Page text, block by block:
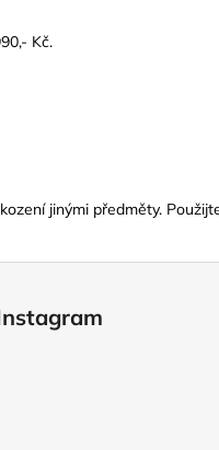
Kč.
jinými předměty.